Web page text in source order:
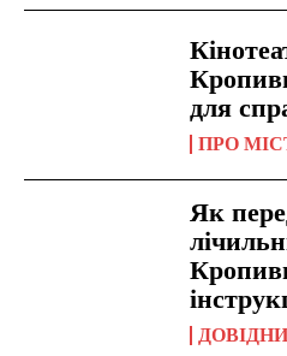
для
ПРО
Як